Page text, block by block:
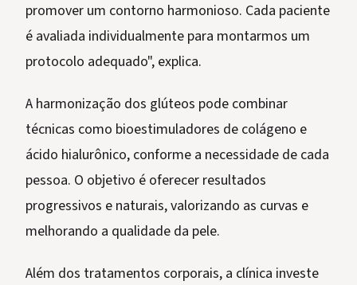
promover um contorno harmonioso. Cada paciente
é avaliada individualmente para montarmos um
protocolo adequado", explica.
A harmonização dos glúteos pode combinar
técnicas como bioestimuladores de colágeno e
ácido hialurônico, conforme a necessidade de cada
pessoa. O objetivo é oferecer resultados
progressivos e naturais, valorizando as curvas e
melhorando a qualidade da pele.
Além dos tratamentos corporais, a clínica investe